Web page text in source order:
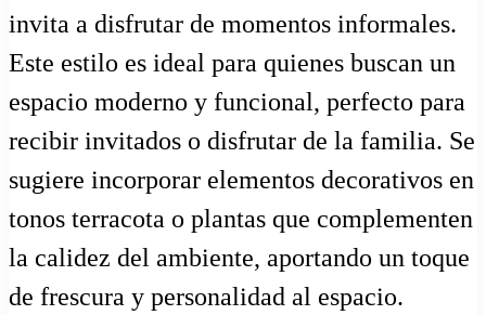
invita a disfrutar de momentos informales.
Este estilo es ideal para quienes buscan un
espacio moderno y funcional, perfecto para
recibir invitados o disfrutar de la familia. Se
sugiere incorporar elementos decorativos en
tonos terracota o plantas que complementen
la calidez del ambiente, aportando un toque
de frescura y personalidad al espacio.